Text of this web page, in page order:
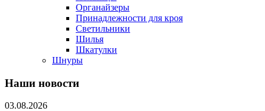
Органайзеры
Принадлежности для кроя
Светильники
Шилья
Шкатулки
Шнуры
Наши новости
03.08.2026